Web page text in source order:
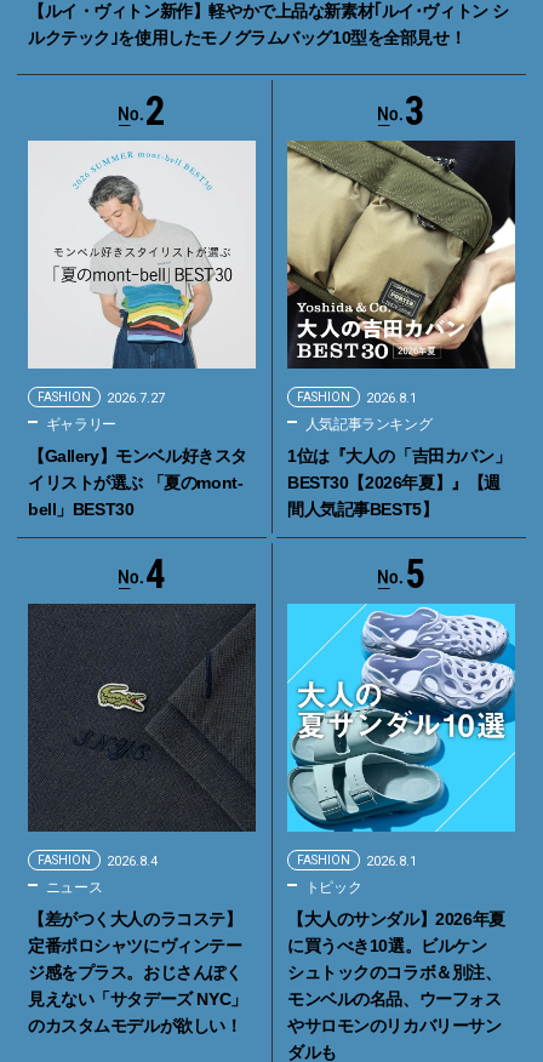
【ルイ・ヴィトン新作】軽やかで上品な新素材｢ルイ･ヴィトン シ
ルクテック｣を使用したモノグラムバッグ10型を全部見せ！
2
FASHION 2026.7.27
ギャラリー
【Gallery】モンベル好きスタ
イリストが選ぶ 「夏のmont-
bell」BEST30
3
FASHION 2026.8.1
人気記事ランキング
1位は『大人の「吉田カバン」
BEST30【2026年夏】』【週
間人気記事BEST5】
4
FASHION 2026.8.4
ニュース
【差がつく大人のラコステ】
定番ポロシャツにヴィンテー
ジ感をプラス。おじさんぽく
見えない「サタデーズ NYC」
のカスタムモデルが欲しい！
5
FASHION 2026.8.1
トピック
【大人のサンダル】2026年夏
に買うべき10選。ビルケン
シュトックのコラボ＆別注、
モンベルの名品、ウーフォス
やサロモンのリカバリーサン
ダルも